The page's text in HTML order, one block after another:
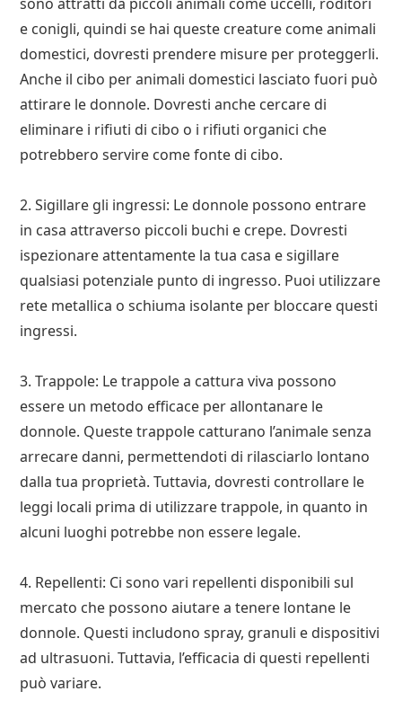
e conigli, quindi se hai queste creature come animali
domestici, dovresti prendere misure per proteggerli.
Anche il cibo per animali domestici lasciato fuori può
attirare le donnole. Dovresti anche cercare di
eliminare i rifiuti di cibo o i rifiuti organici che
potrebbero servire come fonte di cibo.
2. Sigillare gli ingressi: Le donnole possono entrare
in casa attraverso piccoli buchi e crepe. Dovresti
ispezionare attentamente la tua casa e sigillare
qualsiasi potenziale punto di ingresso. Puoi utilizzare
rete metallica o schiuma isolante per bloccare questi
ingressi.
3. Trappole: Le trappole a cattura viva possono
essere un metodo efficace per allontanare le
donnole. Queste trappole catturano l’animale senza
arrecare danni, permettendoti di rilasciarlo lontano
dalla tua proprietà. Tuttavia, dovresti controllare le
leggi locali prima di utilizzare trappole, in quanto in
alcuni luoghi potrebbe non essere legale.
4. Repellenti: Ci sono vari repellenti disponibili sul
mercato che possono aiutare a tenere lontane le
donnole. Questi includono spray, granuli e dispositivi
ad ultrasuoni. Tuttavia, l’efficacia di questi repellenti
può variare.